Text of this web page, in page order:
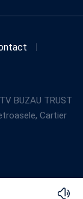
BUZAU TRUST
Cartier